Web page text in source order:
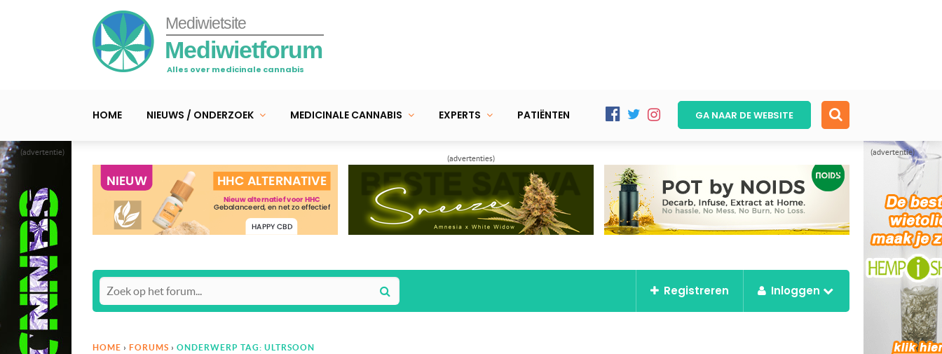
(advertentie) (advertentie)
Mediwietsite
Mediwietforum
Alles over medicinale cannabis
HOME NIEUWS / ONDERZOEK MEDICINALE CANNABIS EXPERTS PATIËNTEN GA NAAR DEWEBSITE
(advertenties)
Registreren Inloggen
HOME › FORUMS › ONDERWERP TAG: ULTRSOON